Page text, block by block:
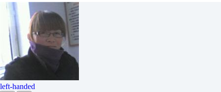
left-handed